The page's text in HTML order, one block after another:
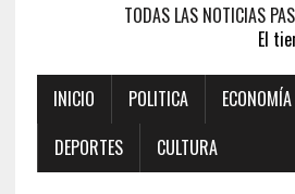
TODAS LAS NOTICIAS
El
INICIO POLITICA ECONOMÍA
DEPORTES
CULTURA